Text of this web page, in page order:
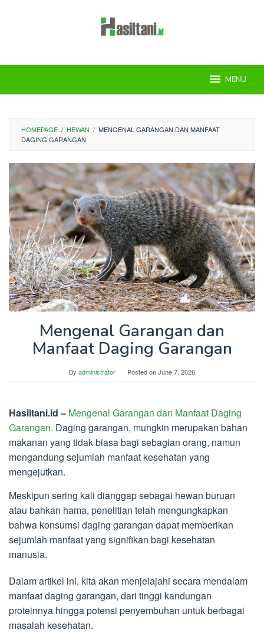
MENU
HOMEPAGE / HEWAN / MENGENAL GARANGAN DAN MANFAAT
DAGING GARANGAN
Mengenal Garangan dan
Manfaat Daging Garangan
By administrator Posted onJune 7, 2026
Hasiltani.id – Mengenal Garangan dan Manfaat Daging
Garangan. Daging garangan, mungkin merupakan bahan
makanan yang tidak biasa bagi sebagian orang, namun
mengandung sejumlah manfaat kesehatan yang
mengejutkan.
Meskipun sering kali dianggap sebagai hewan buruan
atau bahkan hama, penelitian telah mengungkapkan
bahwa konsumsi daging garangan dapat memberikan
sejumlah manfaat yang signifikan bagi kesehatan
manusia.
Dalam artikel ini, kita akan menjelajahi secara mendalam
manfaat daging garangan, dari tinggi kandungan
proteinnya hingga potensi penyembuhan untuk berbagai
masalah kesehatan.